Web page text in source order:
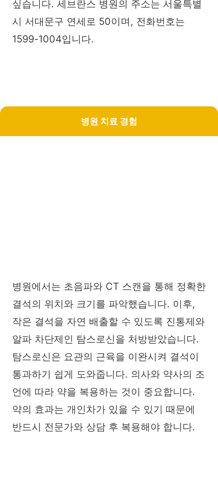
싶습니다. 세브란스 병원의 주소는 서울특별
시 서대문구 연세로 50이며, 전화번호는
1599-1004입니다.
병원 치료 경험
병원에서는 초음파와 CT 스캔을 통해 정확한
결석의 위치와 크기를 파악했습니다. 이후,
작은 결석을 자연 배출할 수 있도록 진통제와
알파 차단제인 탐스로신을 처방받았습니다.
탐스로신은 요관의 근육을 이완시켜 결석이
통과하기 쉽게 도와줍니다. 의사와 약사의 조
언에 따라 약을 복용하는 것이 중요합니다.
약의 효과는 개인차가 있을 수 있기 때문에
반드시 전문가와 상담 후 복용해야 합니다.